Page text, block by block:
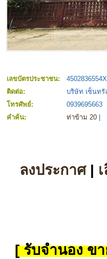
เลขบัตรประชาชน:
ติดต่อ:
บริษัท เซ็นทรั
โทรศัพย์:
0939695663
คำค้น:
ท่าข้าม 20
ลงประกาศ|
[ รับจำนอง ข